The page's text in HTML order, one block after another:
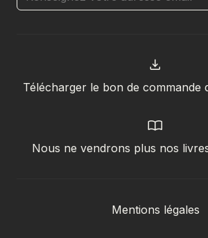
Télécharger le bon de commande
Nous ne vendrons plus nos
Mentions légales